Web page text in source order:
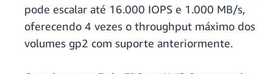
pode escalar até 16.000 IOPS e 1.000 MB/s,
oferecendo 4 vezes o throughput máximo dos
volumes gp2 com suporte anteriormente.